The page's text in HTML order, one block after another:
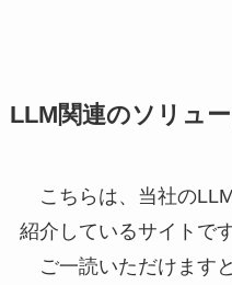
LLM関連のソリュ
こちらは、当社の
紹介しているサイトです
ご一読いただけますと